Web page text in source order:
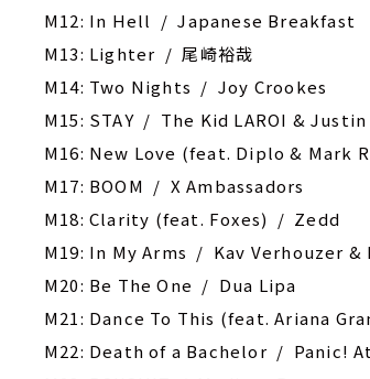
M12: In Hell / Japanese Breakfast
M13: Lighter / 尾崎裕哉
M14: Two Nights / Joy Crookes
M15: STAY / The Kid LAROI &
M16: New Love (feat. Diplo & Mark
M17: BOOM / X Ambassadors
M18: Clarity (feat. Foxes) / Zedd
M19: In My Arms / Kav Verhouzer &
M20: Be The One / Dua Lipa
M21: Dance To This (feat. Ariana
M22: Death of a Bachelor / Panic!